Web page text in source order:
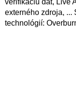
verifikáciu dát, Live
externého zdroja,
technológií: